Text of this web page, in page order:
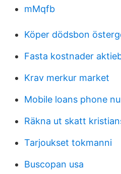
mMqfb
Köper dödsbon
Fasta kostnader
Krav merkur market
Mobile loans phone
Räkna ut skatt
Tarjoukset tokmanni
Buscopan usa